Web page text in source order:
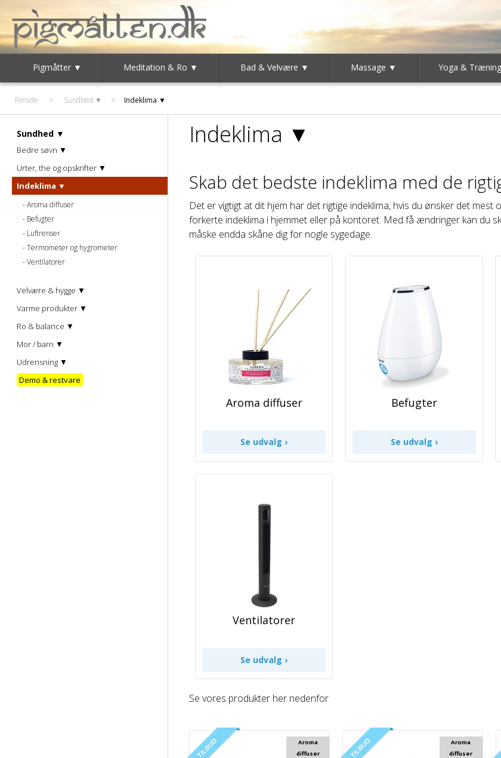
Pigmåtter ▼ Meditation & Ro ▼ Bad & Velvære ▼ Massage ▼ Yoga &
Sundhed ▼
Bedre søvn ▼
Urter, the og opskrifter ▼
Indeklima ▼
Aroma diffuser
Befugter
Luftrenser
Termometer og hygrometer
Ventilatorer
Velvære & hygge ▼
Varme produkter ▼
Ro & balance ▼
Mor / barn ▼
Udrensning ▼
Demo & restvare
Forside > Sundhed ▼ > Indeklima ▼
Indeklima ▼
Skab det bedste indeklima med de
Det er vigtigt at dit hjem har det rigtige indeklima, hvis du ønsker det
forkerte indeklima i hjemmet eller på kontoret. Med få ændringer kan du
måske endda skåne dig for nogle sygedage.
Aroma diffuser Befugter
Ventilatorer
Se vores produkter her nedenfor
Aroma
diffuser
Aroma
diffuser